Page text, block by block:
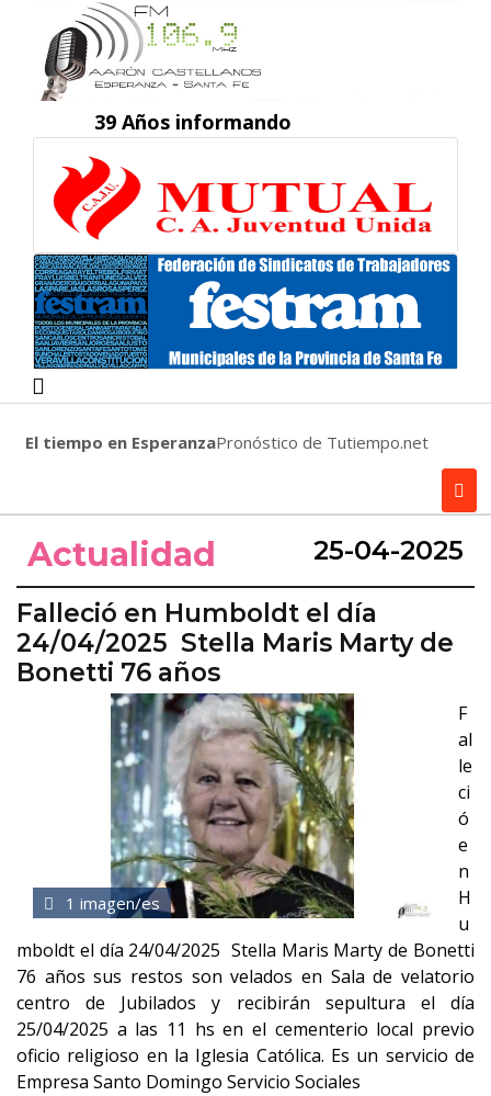
39 Años informando
El tiempo en EsperanzaPronóstico de Tutiempo.net
Actualidad 25-04-2025
Falleció en Humboldt el día
24/04/2025 Stella Maris Marty de
Bonetti 76 años
1 imagen/es
F
al
le
ci
ó
e
n
H
u
mboldt el día 24/04/2025 Stella Maris Marty de Bonetti
76 años sus restos son velados en Sala de velatorio
centro de Jubilados y recibirán sepultura el día
25/04/2025 a las 11 hs en el cementerio local previo
oficio religioso en la Iglesia Católica. Es un servicio de
Empresa Santo Domingo Servicio Sociales